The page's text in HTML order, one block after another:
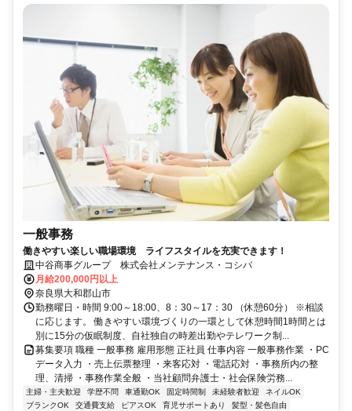
一般事務
働きやすい楽しい職場環境 ライフスタイルを充実できます！
中谷商事グループ 株式会社メンテナンス・コシバ
月給200,000円以上
奈良県大和郡山市
勤務曜日・時間 9:00～18:00、8：30～17：30 （休憩60分） ※相談
に応じます。 働きやすい環境づくりの一環として休憩時間1時間とは
別に15分の仮眠制度、自社独自の時差出勤やテレワーク制...
募集要項 職種 一般事務 雇用形態 正社員 仕事内容 一般事務作業 ・PC
データ入力 ・売上伝票整理 ・来客応対 ・電話応対 ・事務所内の整
理、清掃 ・事務作業全般 ・当社顧問弁護士・社会保険労務...
主婦・主夫歓迎 学歴不問 車通勤OK 固定時間制 未経験者歓迎
ネイルOK
ブランクOK
交通費支給 ピアスOK 育児サポートあり 髪型・髪色自由